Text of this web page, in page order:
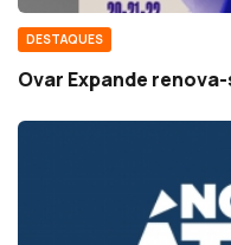
DESTAQUES
Ovar Expande